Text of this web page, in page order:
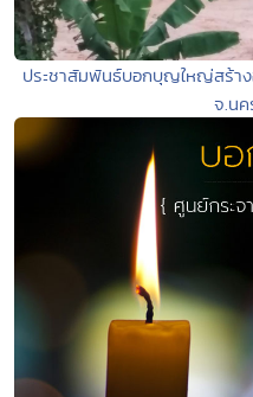
ประชาสัมพันธ์บอกบุญใหญ่สร้
จ.นค